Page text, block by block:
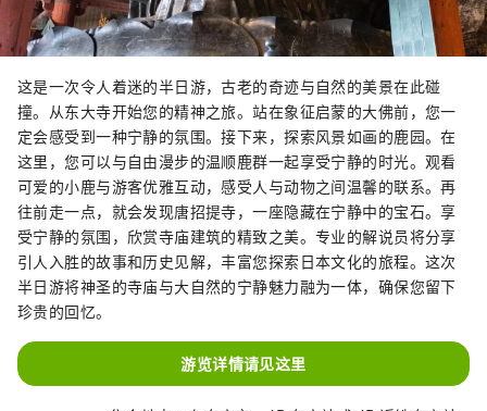
这是一次令人着迷的半日游，古老的奇迹与自然的美景在此碰
撞。从东大寺开始您的精神之旅。站在象征启蒙的大佛前，您一
定会感受到一种宁静的氛围。接下来，探索风景如画的鹿园。在
这里，您可以与自由漫步的温顺鹿群一起享受宁静的时光。观看
可爱的小鹿与游客优雅互动，感受人与动物之间温馨的联系。再
往前走一点，就会发现唐招提寺，一座隐藏在宁静中的宝石。享
受宁静的氛围，欣赏寺庙建筑的精致之美。专业的解说员将分享
引人入胜的故事和历史见解，丰富您探索日本文化的旅程。这次
半日游将神圣的寺庙与大自然的宁静魅力融为一体，确保您留下
珍贵的回忆。
游览详情请见这里